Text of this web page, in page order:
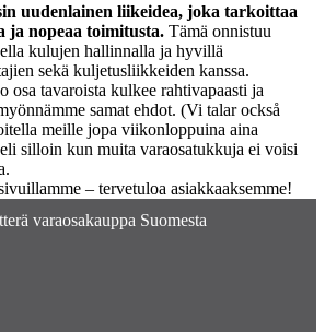
uudenlainen liikeidea, joka tarkoittaa
ja nopeaa toimitusta. Tämä onnistuu
kulujen hallinnalla ja hyvillä
sekä kuljetusliikkeiden kanssa.
osa tavaroista kulkee rahtivapaasti ja
samat ehdot. (Vi talar också
meille jopa viikonloppuina aina
silloin kun muita varaosatukkuja ei voisi
– tervetuloa asiakkaaksemme!